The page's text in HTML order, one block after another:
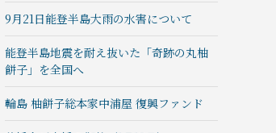
9月21日能登半島大雨の水害について
能登半島地震を耐え抜いた「奇跡の丸柚
餅子」を全国へ
輪島 柚餅子総本家中浦屋 復興ファンド